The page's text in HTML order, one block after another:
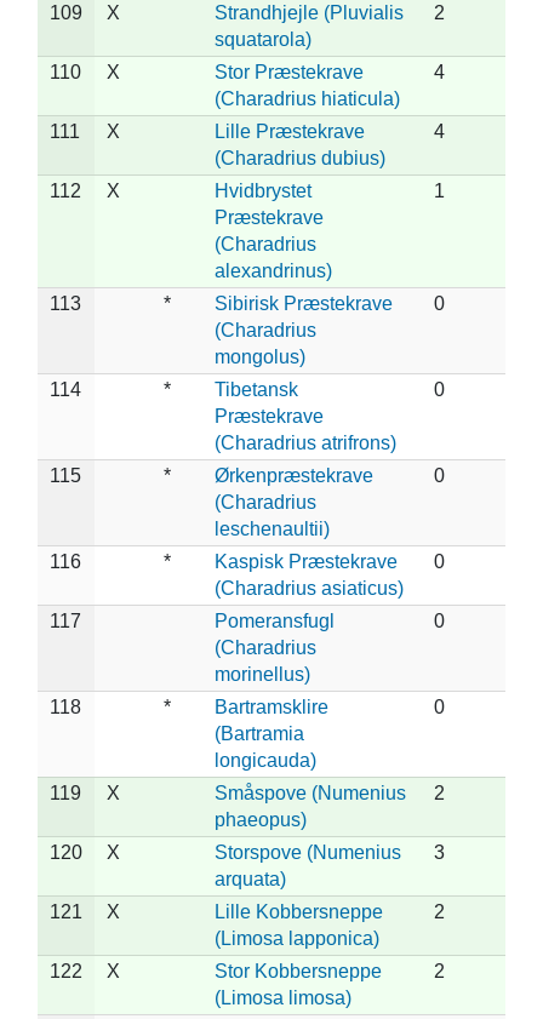
109 X
Strandhjejle (Pluvialis
squatarola)
2
110 X
Stor Præstekrave
(Charadrius hiaticula)
4
111 X
Lille Præstekrave
(Charadrius dubius)
4
112 X
Hvidbrystet
Præstekrave
(Charadrius
alexandrinus)
1
113 *
Sibirisk Præstekrave
(Charadrius
mongolus)
0
114 *
Tibetansk
Præstekrave
(Charadrius atrifrons)
0
115 *
Ørkenpræstekrave
(Charadrius
leschenaultii)
0
116 *
Kaspisk Præstekrave
(Charadrius asiaticus)
0
117
Pomeransfugl
(Charadrius
morinellus)
0
118 *
Bartramsklire
(Bartramia
longicauda)
0
119 X
Småspove (Numenius
phaeopus)
2
120 X
Storspove (Numenius
arquata)
3
121 X
Lille Kobbersneppe
(Limosa lapponica)
2
122 X
Stor Kobbersneppe
(Limosa limosa)
2